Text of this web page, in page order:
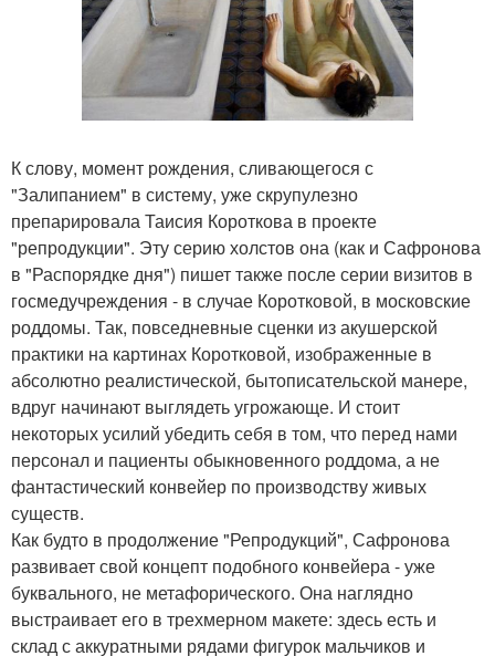
К слову, момент рождения, сливающегося с
"Залипанием" в систему, уже скрупулезно
препарировала Таисия Короткова в проекте
"репродукции". Эту серию холстов она (как и Сафронова
в "Распорядке дня") пишет также после серии визитов в
госмедучреждения - в случае Коротковой, в московские
роддомы. Так, повседневные сценки из акушерской
практики на картинах Коротковой, изображенные в
абсолютно реалистической, бытописательской манере,
вдруг начинают выглядеть угрожающе. И стоит
некоторых усилий убедить себя в том, что перед нами
персонал и пациенты обыкновенного роддома, а не
фантастический конвейер по производству живых
существ.
Как будто в продолжение "Репродукций", Сафронова
развивает свой концепт подобного конвейера - уже
буквального, не метафорического. Она наглядно
выстраивает его в трехмерном макете: здесь есть и
склад с аккуратными рядами фигурок мальчиков и